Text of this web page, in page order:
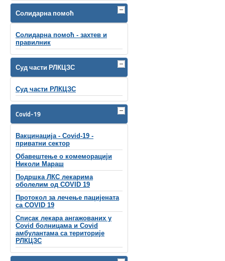
Солидарна помоћ
Солидарна помоћ - захтев и
правилник
Суд части РЛКЦЗС
Суд части РЛКЦЗС
Covid-19
Вакцинација - Covid-19 -
приватни сектор
Обавештење о комеморацији
Николи Мараш
Подршка ЛКС лекарима
оболелим од COVID 19
Протокол за лечење пацијената
са COVID 19
Списак лекара ангажованих у
Covid болницама и Covid
амбулантама са територије
РЛКЦЗС